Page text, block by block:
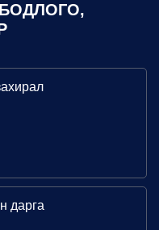
дарга